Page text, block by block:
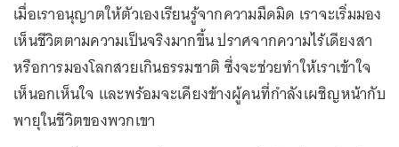
เมื่อเราอนุญาตให้ตัวเองเรียนรู้จากความมืดมิด เราจะเริ่มมอง
เห็นชีวิตตามความเป็นจริงมากขึ้น ปราศจากความไร้เดียงสา
หรือการมองโลกสวยเกินธรรมชาติ ซึ่งจะช่วยทำให้เราเข้าใจ
เห็นอกเห็นใจ และพร้อมจะเคียงข้างผู้คนที่กำลังเผชิญหน้ากับ
พายุในชีวิตของพวกเขา